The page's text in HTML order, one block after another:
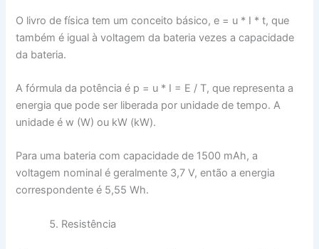
O livro de física tem um conceito básico, e = u * I * t, que
também é igual à voltagem da bateria vezes a capacidade
da bateria.
A fórmula da potência é p = u * I = E / T, que representa a
energia que pode ser liberada por unidade de tempo. A
unidade é w (W) ou kW (kW).
Para uma bateria com capacidade de 1500 mAh, a
voltagem nominal é geralmente 3,7 V, então a energia
correspondente é 5,55 Wh.
Resistência